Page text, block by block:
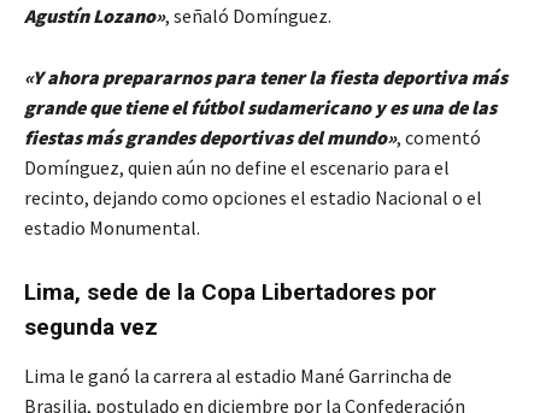
Agustín Lozano», señaló Domínguez.
«Y ahora prepararnos para tener la fiesta deportiva más
grande que tiene el fútbol sudamericano y es una de las
fiestas más grandes deportivas del mundo», comentó
Domínguez, quien aún no define el escenario para el
recinto, dejando como opciones el estadio Nacional o el
estadio Monumental.
Lima, sede de la Copa Libertadores por
segunda vez
Lima le ganó la carrera al estadio Mané Garrincha de
Brasilia, postulado en diciembre por la Confederación